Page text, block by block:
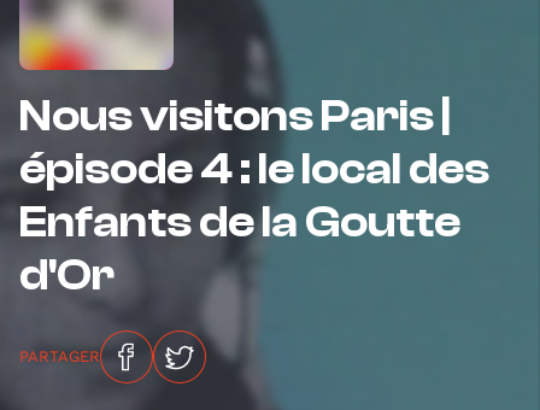
Nous visitons Paris |
épisode 4 : le local des
Enfants de la Goutte
d'Or
PARTAGER